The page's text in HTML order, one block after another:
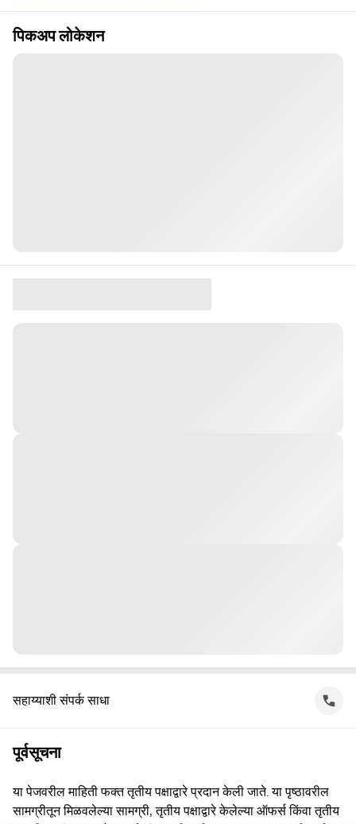
पिकअप लोकेशन
सहाय्याशी संपर्क साधा
पूर्वसूचना
या पेजवरील माहिती फक्त तृतीय पक्षाद्वारे प्रदान केली जाते. या पृष्ठावरील
सामग्रीतून मिळवलेल्या सामग्री, तृतीय पक्षाद्वारे केलेल्या ऑफर्स किंवा तृतीय